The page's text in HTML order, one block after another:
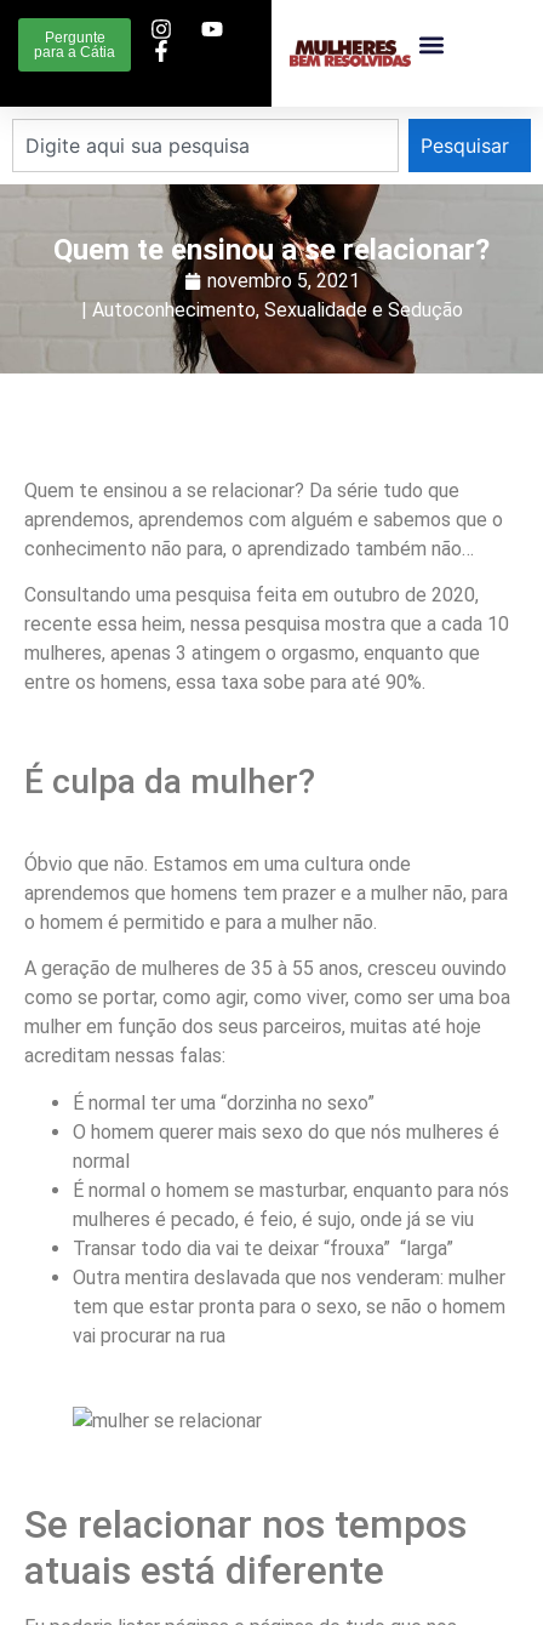
Pergunte
para a Cátia
Pesquisar
Quem te ensinou a se relacionar?
novembro 5, 2021
| Autoconhecimento, Sexualidade e Sedução
Quem te ensinou a se relacionar? Da série tudo que
aprendemos, aprendemos com alguém e sabemos que o
conhecimento não para, o aprendizado também não…
Consultando uma pesquisa feita em outubro de 2020,
recente essa heim, nessa pesquisa mostra que a cada 10
mulheres, apenas 3 atingem o orgasmo, enquanto que
entre os homens, essa taxa sobe para até 90%.
É culpa da mulher?
Óbvio que não. Estamos em uma cultura onde
aprendemos que homens tem prazer e a mulher não, para
o homem é permitido e para a mulher não.
A geração de mulheres de 35 à 55 anos, cresceu ouvindo
como se portar, como agir, como viver, como ser uma boa
mulher em função dos seus parceiros, muitas até hoje
acreditam nessas falas:
É normal ter uma “dorzinha no sexo”
O homem querer mais sexo do que nós mulheres é
normal
É normal o homem se masturbar, enquanto para nós
mulheres é pecado, é feio, é sujo, onde já se viu
Transar todo dia vai te deixar “frouxa” “larga”
Outra mentira deslavada que nos venderam: mulher
tem que estar pronta para o sexo, se não o homem
vai procurar na rua
Se relacionar nos tempos
atuais está diferente